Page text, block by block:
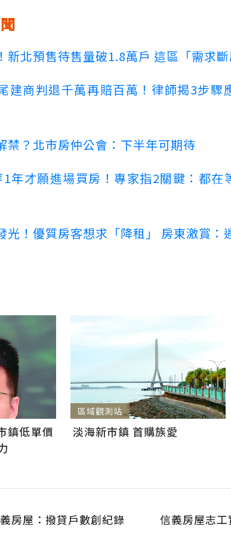
新北預售待售量破1.8萬戶 這區「需求
建商判退千萬再賠百萬！律師揭3步驟
禁？北市房仲公會：下半年可期待
年才願進場買房！專家指2關鍵：都在
光！優質房客想求「降租」 房東激賞：
鎮低單價
區域觀測站
淡海新市鎮 首購族愛
房屋：撥貸戶數創紀錄
信義房屋志